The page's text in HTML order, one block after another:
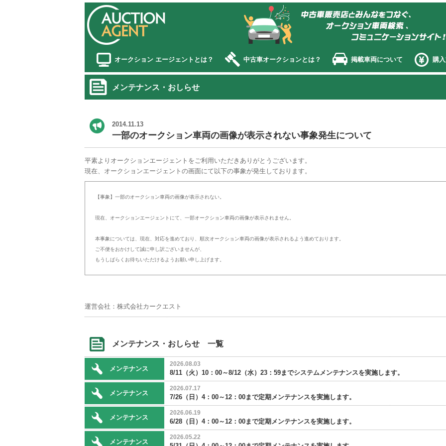
オークション エージェント
オークション エージェントとは？ 中古車オークションとは？ 掲載車両について 購
メンテナンス・おしらせ
2014.11.13
一部のオークション車両の画像が表示されない事象発生について
平素よりオークションエージェントをご利用いただきありがとうございます。
現在、オークションエージェントの画面にて以下の事象が発生しております。
【事象】一部のオークション車両の画像が表示されない。
現在、オークションエージェントにて、一部オークション車両の画像が表示されません。
本事象については、現在、対応を進めており、順次オークション車両の画像が表示されるよう進めております。
ご不便をおかけして誠に申し訳ございませんが、
もうしばらくお待ちいただけるようお願い申し上げます。
運営会社：株式会社カークエスト
メンテナンス・おしらせ 一覧
メンテナンス
2026.08.03
8/11（火）10：00～8/12（水）23：59までシステムメンテナンスを実施します。
メンテナンス
2026.07.17
7/26（日）4：00～12：00まで定期メンテナンスを実施します。
メンテナンス
2026.06.19
6/28（日）4：00～12：00まで定期メンテナンスを実施します。
メンテナンス
2026.05.22